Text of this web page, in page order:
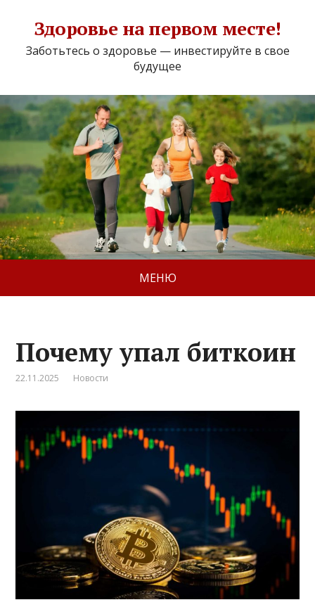
Здоровье на первом месте!
Заботьтесь о здоровье — инвестируйте в свое
будущее
МЕНЮ
Почему упал биткоин
22.11.2025 Новости